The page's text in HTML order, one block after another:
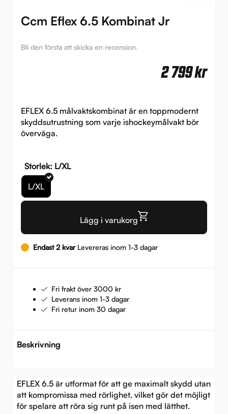
Ccm Eflex 6.5 Kombinat Jr
Bli den första att skicka en recension.
2 799kr
EFLEX 6.5 målvaktskombinat är en toppmodernt
skyddsutrustning som varje ishockeymålvakt bör
överväga.
Storlek: L/XL
L/XL
Lägg i varukorg
Endast 2 kvarLevereras inom 1-3 dagar
Fri frakt över 3000 kr
Leverans inom 1-3 dagar
Fri retur inom 30 dagar
Beskrivning
EFLEX 6.5 är utformat för att ge maximalt skydd utan
att kompromissa med rörlighet, vilket gör det möjligt
för spelare att röra sig runt på isen med lätthet.